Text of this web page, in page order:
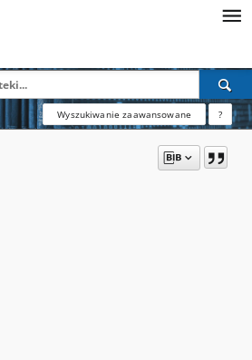
Wyszukiwanie zaawansowane ?